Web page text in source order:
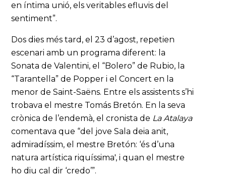
en íntima unió, els veritables efluvis del
sentiment”.
Dos dies més tard, el 23 d’agost, repetien
escenari amb un programa diferent: la
Sonata de Valentini, el “Bolero” de Rubio, la
“Tarantella” de Popper i el Concert en la
menor de Saint-Saëns. Entre els assistents s’hi
trobava el mestre Tomás Bretón. En la seva
crònica de l’endemà, el cronista de La Atalaya
comentava que “del jove Sala deia anit,
admiradíssim, el mestre Bretón: ‘és d’una
natura artística riquíssima', i quan el mestre
ho diu cal dir ‘credo’”.